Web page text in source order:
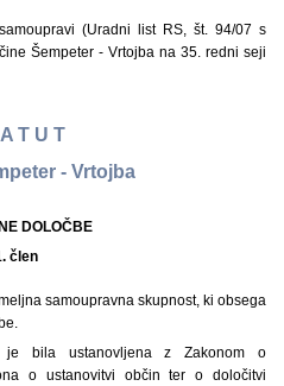
(Uradni list RS, št. 94/07 s
Šempeter - Vrtojba na 35. redni seji
T U T
- Vrtojba
DOLOČBE
člen
samoupravna skupnost, ki obsega
je bila ustanovljena z Zakonom o
o ustanovitvi občin ter o določitvi